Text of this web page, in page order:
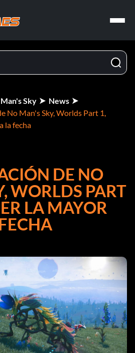
Sky
News
No Man's Sky, Worlds Part 1,
la fecha
DE NO
WORLDS PART
LA MAYOR